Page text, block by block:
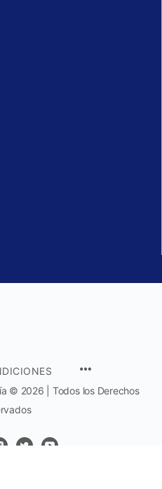
© 2026 | Todos los Derechos